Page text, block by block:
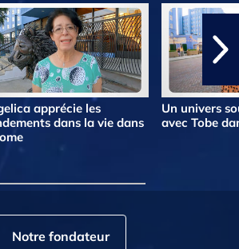
apprécie les
dans la vie dans
Un univers
avec Tobe
Notre fondateur